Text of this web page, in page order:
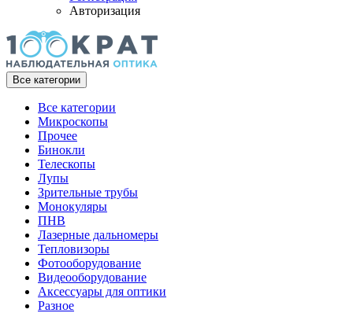
Авторизация
Все категории
Все категории
Микроскопы
Прочее
Бинокли
Телескопы
Лупы
Зрительные трубы
Монокуляры
ПНВ
Лазерные дальномеры
Тепловизоры
Фотооборудование
Видеооборудование
Аксессуары для оптики
Разное